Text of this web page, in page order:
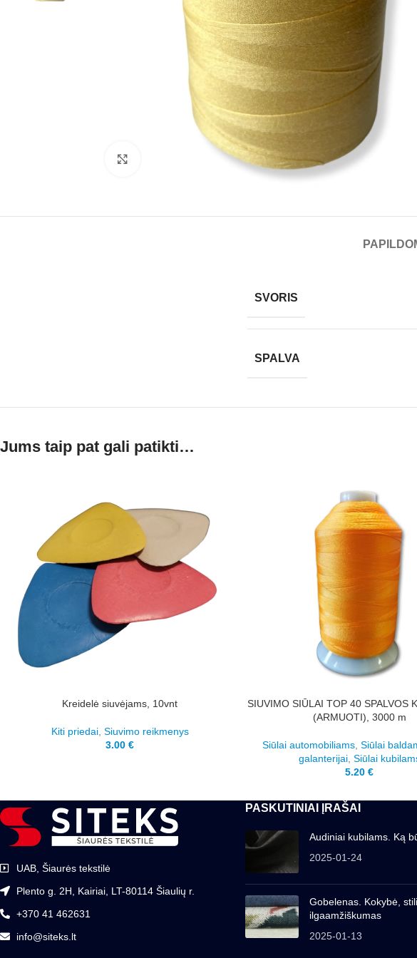
Rodyti nuotrauką visame ekrane
SVORIS
SPALVA
Jums taip pat gali patikti…
Kreidelė siuvėjams, 10vnt
Kiti priedai, Siuvimo reikmenys
3.00 €
SIUVIMO SIŪLAI TOP 40 SPALVOS
(ARMUOTI), 3000 m
Siūlai automobiliams Siūlai
galanterijai, Siūlai
5.20 €
UAB, Šiaurės tekstilė
Plento g. 2H, Kairiai, LT-80114 Šiaulių r.
+370 41 462631
info@siteks.lt
PASKUTINIAI ĮRAŠAI
Audiniai kubilams. Ką
2025-01-24
Gobelenas. Kokybė,
ilgaamžiškumas
2025-01-13